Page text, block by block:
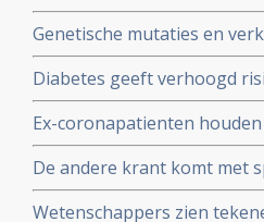
in vroeg stadium van een
het aantal opnames op de
Genetische mutaties en
interferon type 1 komt
Diabetes geeft verhoogd
coronavirus - COVID-19,
en relevante andere
Ex-coronapatienten
procent van besmette
mensen had antistoffen en
De andere krant komt met
kritische artikelen die
Wetenschappers zien